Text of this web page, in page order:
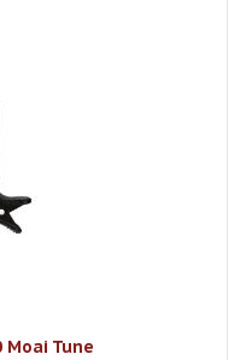
Moai Tune